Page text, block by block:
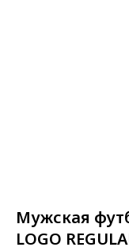
Мужская
LOGO